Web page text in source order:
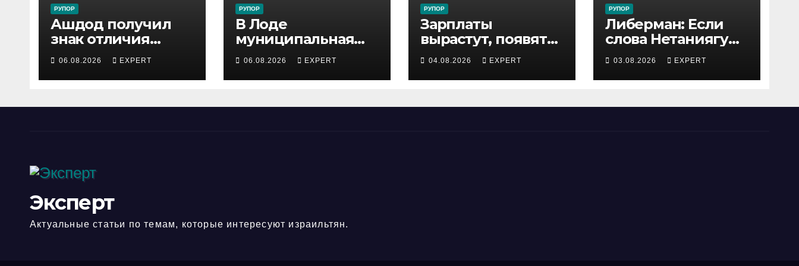
РУПОР
Ашдод получил
знак отличия
министра обороны
за поддержку
резервистов
06.08.2026 EXPERT
РУПОР
В Лоде
муниципальная
инспекция
задержала
подростка,
06.08.2026 EXPERT
РУПОР
Зарплаты
вырастут, появятся
бонусы: 300
сотрудников
«Штраус»
04.08.2026 EXPERT
РУПОР
Либерман: Если
слова Нетаниягу
не предвыборный
трюк, пусть
докажет это делом
03.08.2026 EXPERT
Эксперт
Актуальные статьи по темам, которые интересуют израильтян.